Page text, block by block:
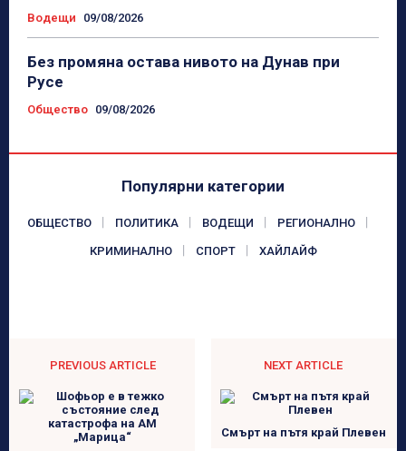
Водещи 09/08/2026
Без промяна остава нивото на Дунав при
Русе
Общество 09/08/2026
Популярни категории
ОБЩЕСТВО ПОЛИТИКА ВОДЕЩИ РЕГИОНАЛНО
КРИМИНАЛНО СПОРТ ХАЙЛАЙФ
PREVIOUS ARTICLE NEXT ARTICLE
Смърт на пътя край Плевен